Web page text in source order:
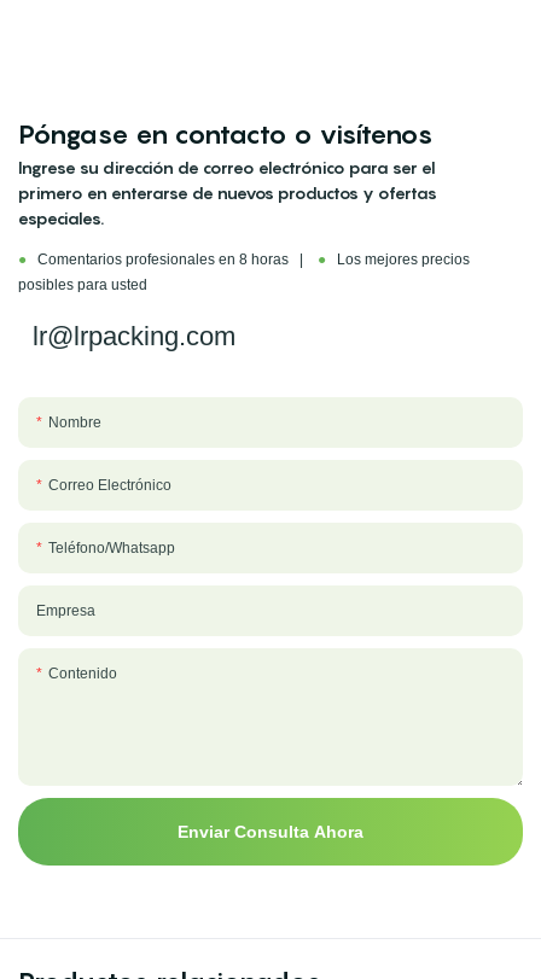
Póngase en contacto o visítenos
Ingrese su dirección de correo electrónico para ser el
primero en enterarse de nuevos productos y ofertas
especiales.
● Comentarios profesionales en 8 horas | ●
Los mejores precios
posibles para usted
lr@lrpacking.com
Nombre
Correo Electrónico
Teléfono/whatsapp
Empresa
Contenido
Enviar Consulta Ahora